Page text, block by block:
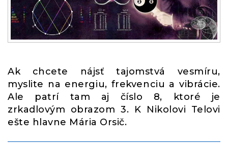
Ak chcete nájsť tajomstvá vesmíru,
myslite na energiu, frekvenciu a vibrácie.
Ale patrí tam aj číslo 8, ktoré je
zrkadlovým obrazom 3. K Nikolovi Telovi
ešte hlavne Mária Orsič.